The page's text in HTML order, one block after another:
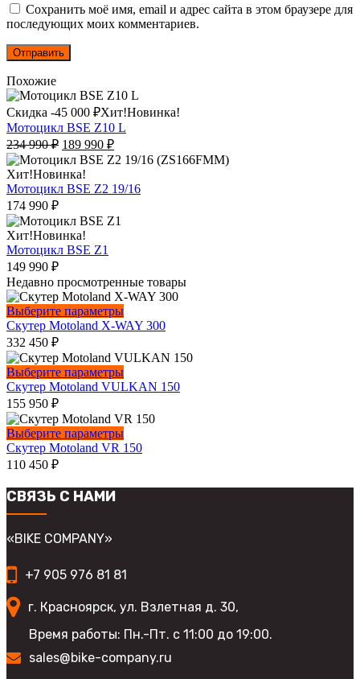
Сохранить моё имя, email и адрес сайта в этом браузере для
последующих моих комментариев.
Похожие
Этот
товар
имеет
несколько
вариаций.
Опции
можно
выбрать
на
странице
товара.
Скидка -45 000 ₽Хит!Новинка!
Мотоцикл BSE Z10 L
234 990₽ Первоначальная
цена
составляла
234
990
₽.
189 990 ₽Текущая
цена:
990
Этот
товар
имеет
несколько
вариаций.
Опции
можно
выбрать
на
странице
товара.
Хит!Новинка!
Мотоцикл BSE Z2 19/16
174 990 ₽
Этот
товар
имеет
несколько
вариаций.
Опции
можно
выбрать
на
странице
товара.
Хит!Новинка!
Мотоцикл BSE Z1
149 990 ₽
Недавно просмотренные товары
Выберите параметрыЭтот
товар
несколько
вариаций.
Опции
можно
выбрать
на
странице
товара.
Скутер Motoland X-WAY 300
332 450 ₽
Выберите параметрыЭтот
товар
несколько
вариаций.
Опции
можно
на
Скутер Motoland VULKAN 150
155 950 ₽
Выберите параметрыЭтот
товар
вариаций.
товара.
Скутер Motoland VR 150
110 450 ₽
СВЯЗЬ С НАМИ
«BIKE COMPANY»
+7 905 976 81 81
г. Красноярск, ул. Взлетная д. 30,
Время работы: Пн.-Пт. с 11:00 до 19:00.
sales@bike-company.ru